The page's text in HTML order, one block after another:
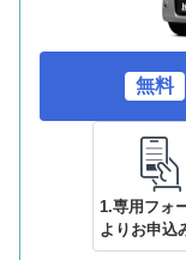
無料
1.専用フォ
よりお申込